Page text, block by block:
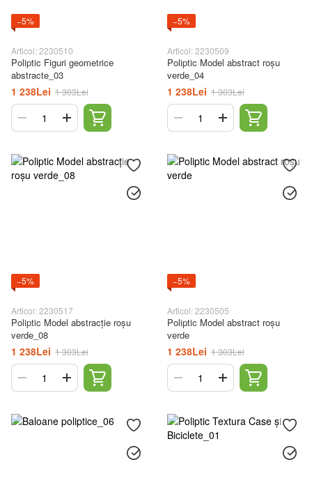
−5%
Articol: 2230510
Poliptic Figuri geometrice
abstracte_03
1 238Lei 1 303Lei
−5%
Articol: 2230509
Poliptic Model abstract roșu
verde_04
1 238Lei 1 303Lei
−5%
Articol: 2230517
Poliptic Model abstracție roșu
verde_08
1 238Lei 1 303Lei
−5%
Articol: 2230505
Poliptic Model abstract roșu
verde
1 238Lei 1 303Lei